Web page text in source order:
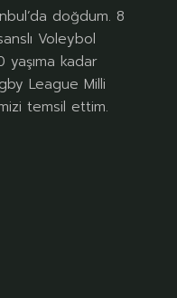
doğdum. 8
Voleybol
yaşıma kadar
League Milli
temsil ettim.